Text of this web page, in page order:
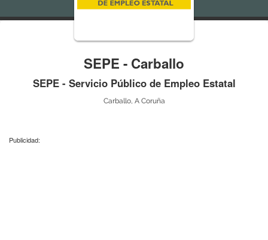
SEPE - Carballo
SEPE - Servicio Público de Empleo Estatal
Carballo, A Coruña
Publicidad: